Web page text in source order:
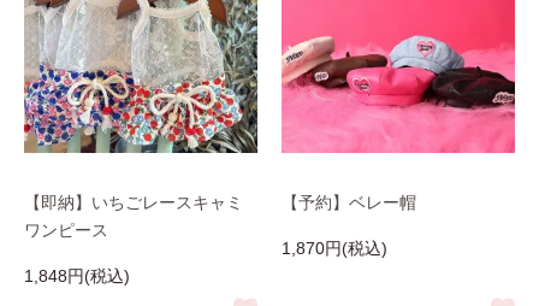
【即納】いちごレースキャミ
ワンピース
1,848円(税込)
【予約】ベレー帽
1,870円(税込)